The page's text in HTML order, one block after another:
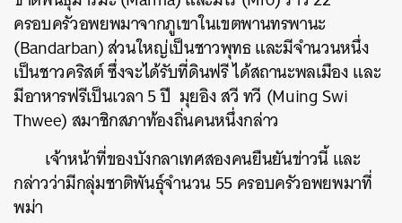
ครอบครัวอพยพมาจากภูเขาในเขตพานทรพานะ
(Bandarban) ส่วนใหญ่เป็นชาวพุทธ และมีจำนวนหนึ่ง
เป็นชาวคริสต์ ซึ่งจะได้รับที่ดินฟรี ได้สถานะพลเมือง และ
มีอาหารฟรีเป็นเวลา 5 ปี มุยอิง สวี ทวี (Muing Swi
Thwee) สมาชิกสภาท้องถิ่นคนหนึ่งกล่าว
เจ้าหน้าที่ของบังกลาเทศสองคนยืนยันข่าวนี้ และ
กล่าวว่ามีกลุ่มชาติพันธุ์จำนวน 55 ครอบครัวอพยพมาที่
พม่า